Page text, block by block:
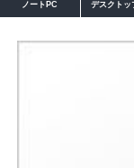
ノートPC デスクトッ